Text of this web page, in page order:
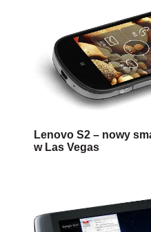
Lenovo S2 – nowy
w Las Vegas